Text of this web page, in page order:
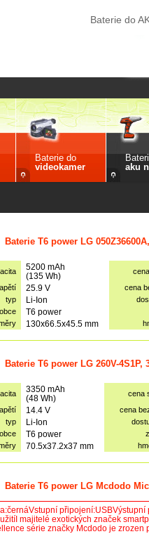
Baterie do
Baterie do
videokamer
aku
Baterie T6 power LG
5200 mAh
(135 Wh)
25.9 V
cena
typ
Li-Ion
T6 power
130x66.5x45.5 mm
Baterie T6 power LG 260V-4S1P,
3350 mAh
(48 Wh)
cena
14.4 V
cena
typ
Li-Ion
T6 power
70.5x37.2x37 mm
Baterie T6 power LG Mcdodo
majitelé exotických značek
série značky Mcdodo je